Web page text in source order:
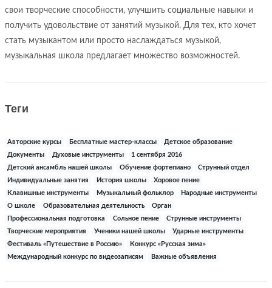
свои творческие способности, улучшить социальные навыки и
получить удовольствие от занятий музыкой. Для тех, кто хочет
стать музыкантом или просто наслаждаться музыкой,
музыкальная школа предлагает множество возможностей.
Теги
Авторские курсы Бесплатные мастер-классы Детское образование
Документы Духовые инструменты 1 сентября 2016
Детский ансамбль нашей школы Обучение фортепиано Струнный отдел
Индивидуальные занятия История школы Хоровое пение
Клавишные инструменты Музыкальный фольклор Народные инструменты
О школе Образовательная деятельность Орган
Профессиональная подготовка Сольное пение Струнные инструменты
Творческие мероприятия Ученики нашей школы Ударные инструменты
Фестиваль «Путешествие в Россию» Конкурс «Русская зима»
Международный конкурс по видеозаписям Важные объявления